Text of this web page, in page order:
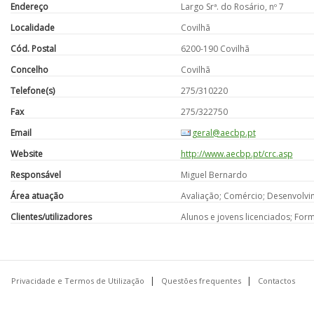
Endereço
Largo Srª. do Rosário, nº 7
Localidade
Covilhã
Cód. Postal
6200-190 Covilhã
Concelho
Covilhã
Telefone(s)
275/310220
Fax
275/322750
Email
geral@aecbp.pt
Website
http://www.aecbp.pt/crc.asp
Responsável
Miguel Bernardo
Área atuação
Avaliação; Comércio;
Clientes/utilizadores
Alunos e jovens licenciados;
Privacidade e Termos de Utilização Questões frequentes Contactos